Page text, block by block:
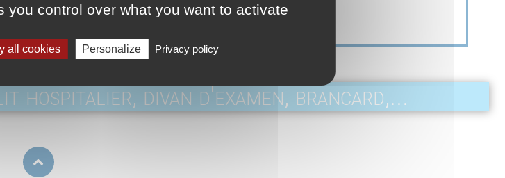
hospitalier, divan d'examen, brancard,...
control over what you want to activate
all cookies Personalize Privacy policy